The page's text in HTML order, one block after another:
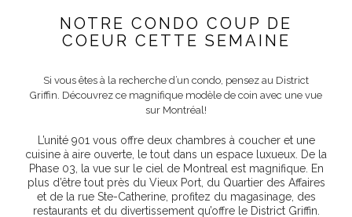
NOTRE CONDO COUP DE
COEUR CETTE SEMAINE
Si vous êtes à la recherche d’un condo, pensez au District
Griffin. Découvrez ce magnifique modèle de coin avec une vue
sur Montréal!
L’unité 901 vous offre deux chambres à coucher et une
cuisine à aire ouverte, le tout dans un espace luxueux. De la
Phase 03, la vue sur le ciel de Montreal est magnifique. En
plus d’être tout près du Vieux Port, du Quartier des Affaires
et de la rue Ste-Catherine, profitez du magasinage, des
restaurants et du divertissement qu’offre le District Griffin.